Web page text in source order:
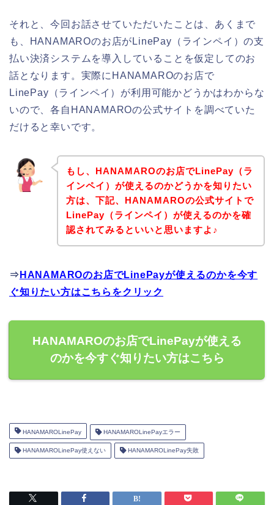
それと、今回お話させていただいたことは、あくまで
も、HANAMAROのお店がLinePay（ラインペイ）の支
払い決済システムを導入していることを仮定してのお
話となります。実際にHANAMAROのお店で
LinePay（ラインペイ）が利用可能かどうかはわからな
いので、各自HANAMAROの公式サイトを調べていた
だけると幸いです。
もし、HANAMAROのお店でLinePay（ラ
インペイ）が使えるのかどうかを知りたい
方は、下記、HANAMAROの公式サイトで
LinePay（ラインペイ）が使えるのかを確
認されてみるといいと思いますよ♪
⇒ HANAMAROのお店でLinePayが使えるのかを今す
ぐ知りたい方はこちらをクリック
HANAMAROのお店でLinePayが使える
のかを今すぐ知りたい方はこちら
HANAMAROLinePay HANAMAROLinePayエラー
HANAMAROLinePay使えない HANAMAROLinePay失敗